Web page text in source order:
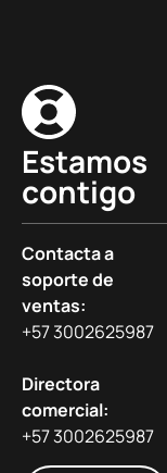
Estamos
contigo
Contacta a
soporte de
ventas:
+57 3002625987
Directora
comercial:
+57 3002625987